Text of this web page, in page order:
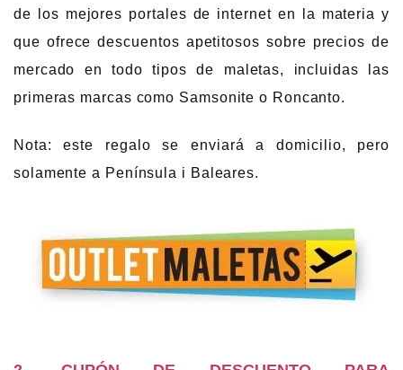
de los mejores portales de internet en la materia y
que ofrece descuentos apetitosos sobre precios de
mercado en todo tipos de maletas, incluidas las
primeras marcas como Samsonite o Roncanto.
Nota: este regalo se enviará a domicilio, pero
solamente a Península i Baleares.